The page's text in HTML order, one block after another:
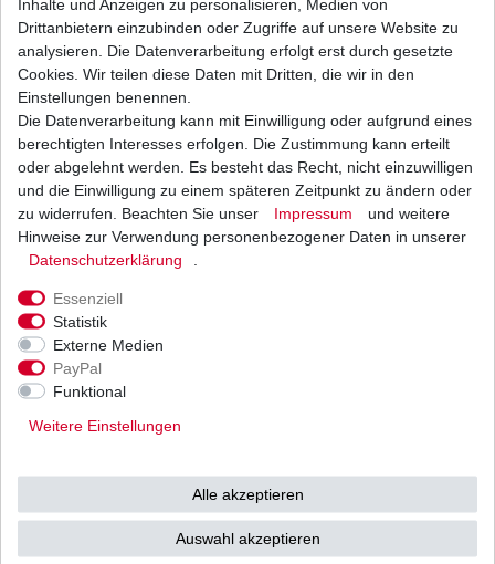
Filter
Bremsbeläge EBC FA 142 V FA142V Halbsinter
Bremsklötze vorne
UVP 36,65 € 25,09 € *
1 Satz | 25,09 € / Satz
inkl. ges. MwSt. zzgl.
Versand
Ab einem Warenwert von
500 Euro versenden wir
53783 Eitorf (
unbedingt Termin
Drittanbietern einzubinden oder Zugriffe auf unsere Website zu
analysieren. Die Datenverarbeitung erfolgt erst durch gesetzte
Cookies. Wir teilen diese Daten mit Dritten, die wir in den
Einstellungen benennen.
Die Datenverarbeitung kann mit Einwilligung oder aufgrund eines
berechtigten Interesses erfolgen. Die Zustimmung kann erteilt
oder abgelehnt werden. Es besteht das Recht, nicht einzuwilligen
und die Einwilligung zu einem späteren Zeitpunkt zu ändern oder
zu widerrufen. Beachten Sie unser
Impressum
und weitere
Hinweise zur Verwendung personenbezogener Daten in unserer
Daten­schutz­erklärung
Essenziell
Statistik
Externe Medien
PayPal
Funktional
Weitere Einstellungen
Alle akzeptieren
Auswahl akzeptieren